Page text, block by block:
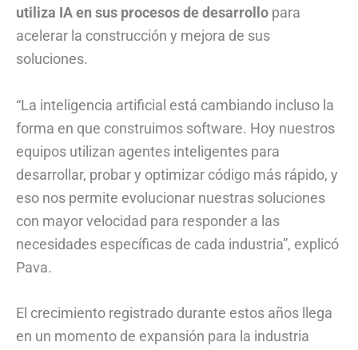
utiliza IA en sus procesos de desarrollo para
acelerar la construcción y mejora de sus
soluciones.
“La inteligencia artificial está cambiando incluso la
forma en que construimos software. Hoy nuestros
equipos utilizan agentes inteligentes para
desarrollar, probar y optimizar código más rápido, y
eso nos permite evolucionar nuestras soluciones
con mayor velocidad para responder a las
necesidades específicas de cada industria”, explicó
Pava.
El crecimiento registrado durante estos años llega
en un momento de expansión para la industria